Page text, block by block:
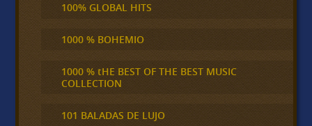
100% GLOBAL HITS
1000 % BOHEMIO
1000 % tHE BEST OF THE BEST MUSIC
COLLECTION
101 BALADAS DE LUJO